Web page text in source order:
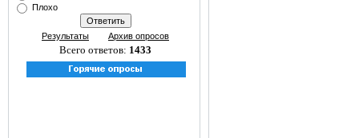
Плохо
Результаты Архив опросов
Всего ответов: 1433